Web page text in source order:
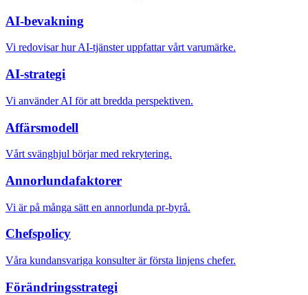
AI-bevakning
Vi redovisar hur AI-tjänster uppfattar vårt varumärke.
AI-strategi
Vi använder AI för att bredda perspektiven.
Affärsmodell
Vårt svänghjul börjar med rekrytering.
Annorlundafaktorer
Vi är på många sätt en annorlunda pr-byrå.
Chefspolicy
Våra kundansvariga konsulter är första linjens chefer.
Förändringsstrategi